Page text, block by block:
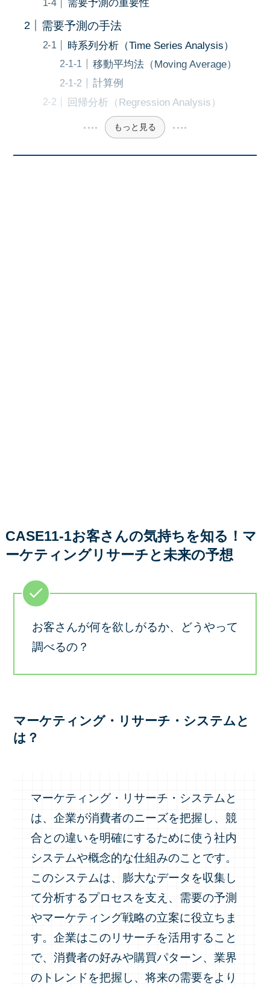
需要予測の重要性
需要予測の手法
時系列分析（Time Series Analysis）
移動平均法（Moving Average）
計算例
回帰分析（Regression Analysis）
もっと見る
CASE11-1お客さんの気持ちを知る！マ
ーケティングリサーチと未来の予想
お客さんが何を欲しがるか、どうやって
調べるの？
マーケティング・リサーチ・システムと
は？
マーケティング・リサーチ・システムと
は、企業が消費者のニーズを把握し、競
合との違いを明確にするために使う社内
システムや概念的な仕組みのことです。
このシステムは、膨大なデータを収集し
て分析するプロセスを支え、需要の予測
やマーケティング戦略の立案に役立ちま
す。企業はこのリサーチを活用すること
で、消費者の好みや購買パターン、業界
のトレンドを把握し、将来の需要をより